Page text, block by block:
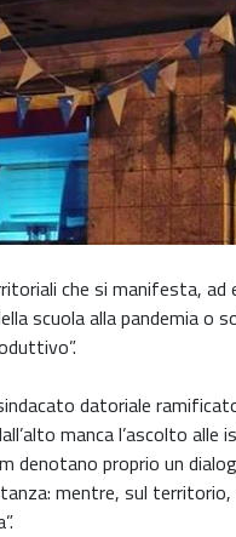
che si manifesta, ad
scuola alla pandemia o
datoriale
manca l’ascolto alle
denotano proprio un
mentre, sul